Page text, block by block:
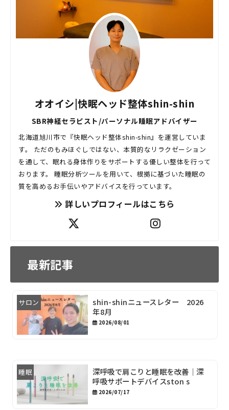
オオイシ|快眠ヘッド整体shin-shin
SBR神経セラピスト/パーソナル睡眠アドバイザー
北海道旭川市で『快眠ヘッド整体shin-shin』を運営していま
す。 ただのもみほぐしではない、本質的なリラクゼーション
を通して、眠れる身体作りをサポートする優しい整体を行って
おります。 睡眠分析ツールを用いて、根拠に基づいた睡眠の
質を高めるお手伝いやアドバイスを行っています。
詳しいプロフィールはこちら
最新記事
サロン
shin-shinニュースレター 2026
年8月
2026/08/01
睡眠
深呼吸で肩こりと睡眠を改善｜深
呼吸サポートデバイスston s
2026/07/17